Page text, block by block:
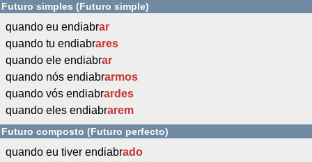
Futuro simples (Futuro simple)
quando eu endiabrar
quando tu endiabrares
quando ele endiabrar
quando nós endiabrarmos
quando vós endiabrardes
quando eles endiabrarem
Futuro composto (Futuro perfecto)
quando eu tiver endiabrado